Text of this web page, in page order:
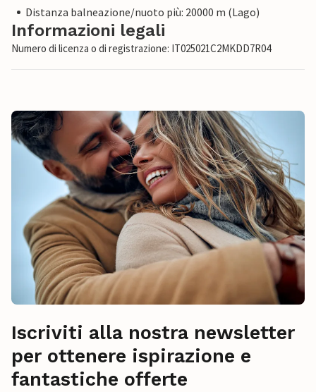
Distanza balneazione/nuoto più: 20000 m (Lago)
Informazioni legali
Numero di licenza o di registrazione: IT025021C2MKDD7R04
Iscriviti alla nostra newsletter
per ottenere ispirazione e
fantastiche offerte